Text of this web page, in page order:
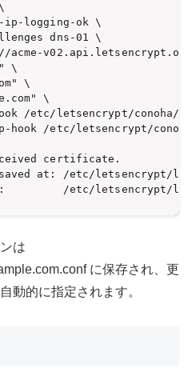
ip-logging-ok \
dns-01 \
\
\
\
/etc/letsencrypt/conoha/
hook /etc/letsencrypt/
certificate.
at: /etc/letsencrypt/live/
/etc/letsencrypt/live/
は
に保存され、更
動的に指定されます。